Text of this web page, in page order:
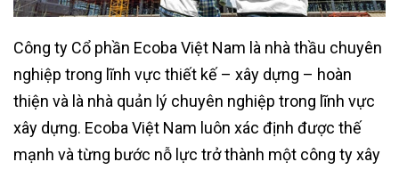
Công ty Cổ phần Ecoba Việt Nam là nhà thầu chuyên
nghiệp trong lĩnh vực thiết kế – xây dựng – hoàn
thiện và là nhà quản lý chuyên nghiệp trong lĩnh vực
xây dựng. Ecoba Việt Nam luôn xác định được thế
mạnh và từng bước nỗ lực trở thành một công ty xây